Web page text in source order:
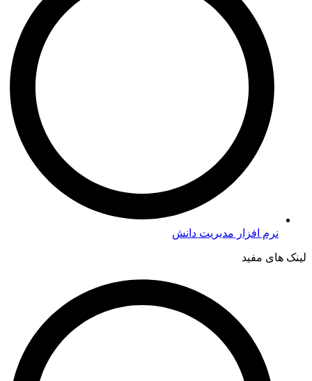
نرم افزار مدیریت دانش
لینک های مفید